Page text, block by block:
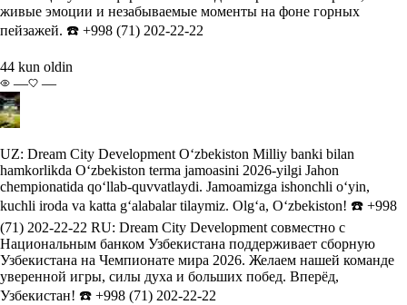
живые эмоции и незабываемые моменты на фоне горных
пейзажей. ☎️ +998 (71) 202-22-22
44 kun oldin
—
—
UZ: Dream City Development O‘zbekiston Milliy banki bilan
hamkorlikda O‘zbekiston terma jamoasini 2026-yilgi Jahon
chempionatida qo‘llab-quvvatlaydi. Jamoamizga ishonchli o‘yin,
kuchli iroda va katta g‘alabalar tilaymiz. Olg‘a, O‘zbekiston! ☎️ +998
(71) 202-22-22 RU: Dream City Development совместно с
Национальным банком Узбекистана поддерживает сборную
Узбекистана на Чемпионате мира 2026. Желаем нашей команде
уверенной игры, силы духа и больших побед. Вперёд,
Узбекистан! ☎️ +998 (71) 202-22-22